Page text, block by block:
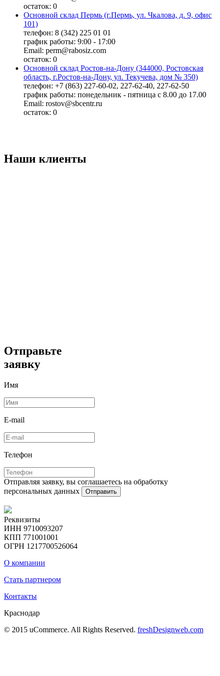
остаток: 0
Основной склад Пермь (г.Пермь, ул. Чкалова, д. 9, офис
101)
телефон: 8 (342) 225 01 01
график работы: 9:00 - 17:00
Email: perm@rabosiz.com
остаток: 0
Основной склад Ростов-на-Дону (344000, Ростовская
область, г.Ростов-на-Дону, ул. Текучева, дом № 350)
телефон: +7 (863) 227-60-02, 227-62-40, 227-62-50
график работы: понедельник - пятница с 8.00 до 17.00
Email: rostov@sbcentr.ru
остаток: 0
Наши клиенты
Отправьте
заявку
Имя
E-mail
Телефон
Отправляя заявку, вы соглашаетесь на обработку
персональных данных
Отправить
Реквизиты
ИНН 9710093207
КПП 771001001
ОГРН 1217700526064
О компании
Стать партнером
Контакты
Краснодар
© 2015 uCommerce. All Rights Reserved. freshDesignweb.com